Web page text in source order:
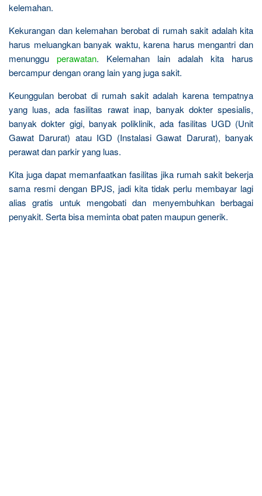
kelemahan.
Kekurangan dan kelemahan berobat di rumah sakit adalah kita
harus meluangkan banyak waktu, karena harus mengantri dan
menunggu perawatan. Kelemahan lain adalah kita harus
bercampur dengan orang lain yang juga sakit.
Keunggulan berobat di rumah sakit adalah karena tempatnya
yang luas, ada fasilitas rawat inap, banyak dokter spesialis,
banyak dokter gigi, banyak poliklinik, ada fasilitas UGD (Unit
Gawat Darurat) atau IGD (Instalasi Gawat Darurat), banyak
perawat dan parkir yang luas.
Kita juga dapat memanfaatkan fasilitas jika rumah sakit bekerja
sama resmi dengan BPJS, jadi kita tidak perlu membayar lagi
alias gratis untuk mengobati dan menyembuhkan berbagai
penyakit. Serta bisa meminta obat paten maupun generik.